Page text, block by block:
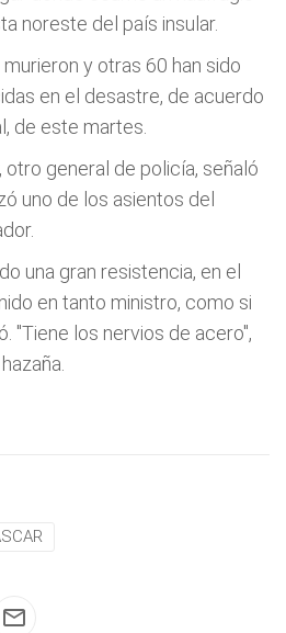
noreste del país insular.
y otras 60 han sido
en el desastre, de acuerdo
de este martes.
otro general de policía, señaló
uno de los asientos del
una gran resistencia, en el
en tanto ministro, como si
"Tiene los nervios de acero",